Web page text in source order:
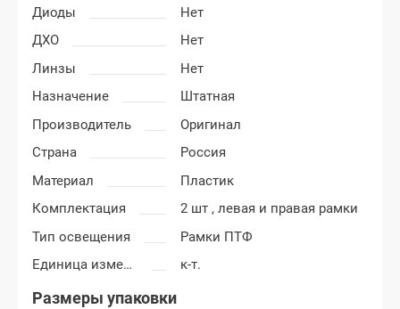
Диоды
Нет
ДХО
Нет
Линзы
Нет
Назначение
Штатная
Производитель
Оригинал
Страна
Россия
Материал
Пластик
Комплектация
2 шт , левая и правая рамки
Тип освещения
Рамки ПТФ
Единица измерения
к-т.
Размеры упаковки